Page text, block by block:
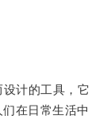
计的工具，它
在日常生活中